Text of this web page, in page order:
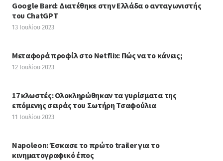
Google Bard: Διατέθηκε στην Ελλάδα ο ανταγωνιστής
του ChatGPT
13 Ιουλίου 2023
Μεταφορά προφίλ στο Netflix: Πώς να το κάνεις;
12 Ιουλίου 2023
17 κλωστές: Ολοκληρώθηκαν τα γυρίσματα της
επόμενης σειράς του Σωτήρη Τσαφούλια
11 Ιουλίου 2023
Napoleon: Έσκασε το πρώτο trailer για το
κινηματογραφικό έπος